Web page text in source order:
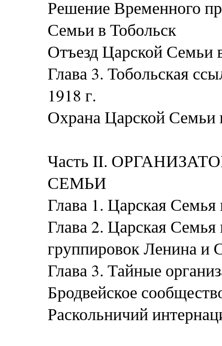
Решение Временного
Семьи в Тобольск
Отъезд Царской Семьи
Глава 3. Тобольская
1918 г.
Охрана Царской Семьи
Часть II.
СЕМЬИ
Глава 1. Царская Семья
Глава 2. Царская
группировок Ленина и
Глава 3. Тайные
Бродвейское
Раскольничий